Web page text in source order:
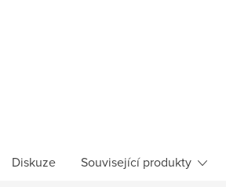
Diskuze Související produkty